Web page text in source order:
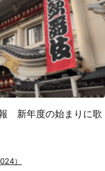
新年度の始まりに歌
）